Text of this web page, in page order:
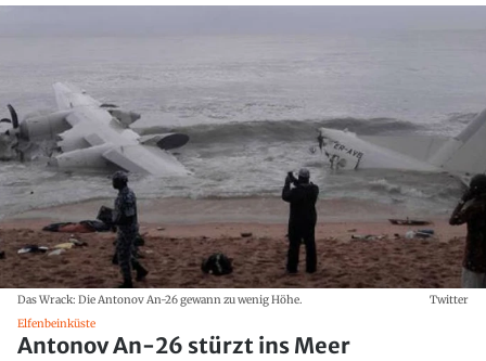
Das Wrack: Die Antonov An-26 gewann zu wenig Höhe.
Twitter
Elfenbeinküste
Antonov An-26 stürzt ins Meer